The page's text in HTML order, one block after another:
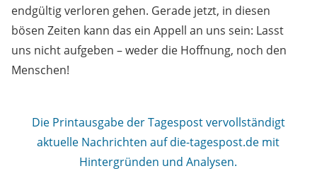
endgültig verloren gehen. Gerade jetzt, in diesen
bösen Zeiten kann das ein Appell an uns sein: Lasst
uns nicht aufgeben – weder die Hoffnung, noch den
Menschen!
Die Printausgabe der Tagespost vervollständigt
aktuelle Nachrichten auf die-tagespost.de mit
Hintergründen und Analysen.